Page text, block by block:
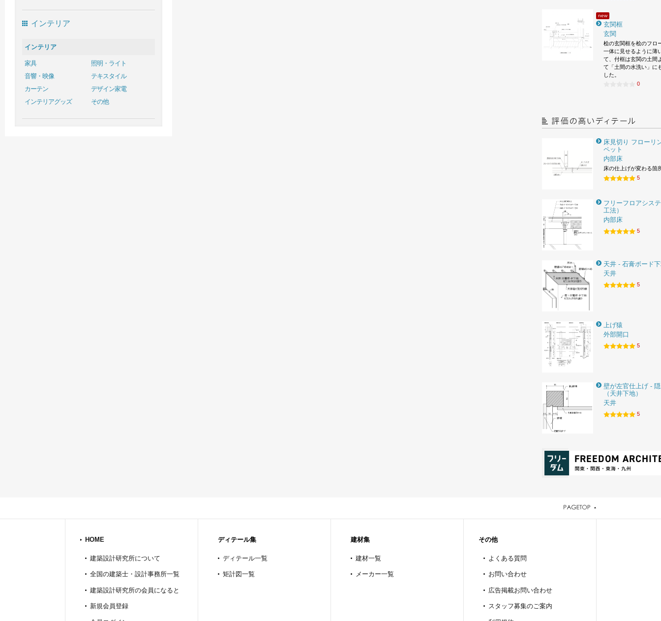
インテリア
インテリア
家具
照明・ライト
音響・映像
テキスタイル
カーテン
デザイン家電
インテリアグッズ
その他
new
玄関框
玄関
桧の玄関框を桧のフロ
一体に見せるように薄
て、付框は玄関の土間
て「土間の水洗い」に
した。
0
床見切り フローリ
ペット
内部床
床の仕上げが変わる箇
5
フリーフロアシス
工法）
内部床
5
天井 - 石膏ボード
天井
5
上げ猿
外部開口
5
壁が左官仕上げ -
（天井下地）
天井
5
HOME
建築設計研究所について
全国の建築士・設計事務所一覧
建築設計研究所の会員になると
新規会員登録
ディテール集
ディテール一覧
矩計図一覧
建材集
建材一覧
メーカー一覧
その他
よくある質問
お問い合わせ
広告掲載お問い合わせ
スタッフ募集のご案内